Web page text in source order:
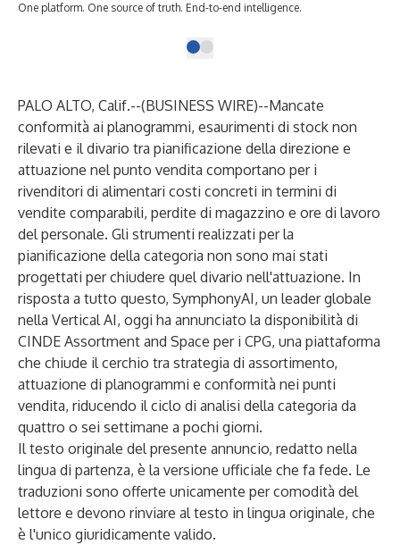
One platform. One source of truth. End-to-end intelligence.
PALO ALTO, Calif.--(BUSINESS WIRE)--Mancate
conformità ai planogrammi, esaurimenti di stock non
rilevati e il divario tra pianificazione della direzione e
attuazione nel punto vendita comportano per i
rivenditori di alimentari costi concreti in termini di
vendite comparabili, perdite di magazzino e ore di lavoro
del personale. Gli strumenti realizzati per la
pianificazione della categoria non sono mai stati
progettati per chiudere quel divario nell'attuazione. In
risposta a tutto questo, SymphonyAI, un leader globale
nella Vertical AI, oggi ha annunciato la disponibilità di
CINDE Assortment and Space per i CPG, una piattaforma
che chiude il cerchio tra strategia di assortimento,
attuazione di planogrammi e conformità nei punti
vendita, riducendo il ciclo di analisi della categoria da
quattro o sei settimane a pochi giorni.
Il testo originale del presente annuncio, redatto nella
lingua di partenza, è la versione ufficiale che fa fede. Le
traduzioni sono offerte unicamente per comodità del
lettore e devono rinviare al testo in lingua originale, che
è l'unico giuridicamente valido.